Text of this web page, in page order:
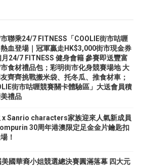
聯乘24/7 FITNESS「COOLIE街市咕喱
血登場｜冠軍贏走HK$3,000街市現金券
24/7 FITNESS 健身會籍 參賽即送豐富
食材禮品包；彩明街市化身競賽場地 大
齊齊挑戰搬米袋、托冬瓜、推食材車；
街市咕喱競賽關卡體驗區」大送會員積
禮品
x Sanrio characters家族迎來人氣新成員
30周年港澳限定足金金片鑰匙扣
！
國華裔小姐競選總決賽圓滿落幕 四大元